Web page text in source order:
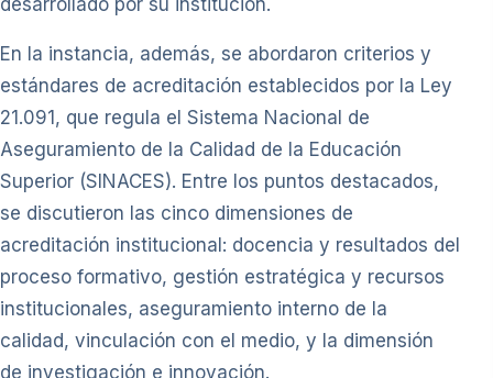
desarrollado por su institución.
En la instancia, además, se abordaron criterios y
estándares de acreditación establecidos por la Ley
21.091, que regula el Sistema Nacional de
Aseguramiento de la Calidad de la Educación
Superior (SINACES). Entre los puntos destacados,
se discutieron las cinco dimensiones de
acreditación institucional: docencia y resultados del
proceso formativo, gestión estratégica y recursos
institucionales, aseguramiento interno de la
calidad, vinculación con el medio, y la dimensión
de investigación e innovación.